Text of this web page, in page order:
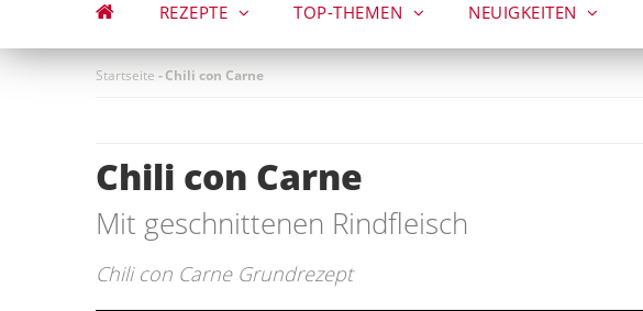
REZEPTE TOP-THEMEN NEUIGKEITEN
Startseite -Chili con Carne
Chili con Carne
Mit geschnittenen Rindfleisch
Chili con Carne Grundrezept